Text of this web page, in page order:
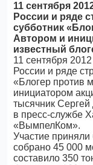
11 сентября
России и ряде
субботник
Автором и
известный
11 сентября 2012
России и ряде
«Блогер против
инициатором
тысячник
в пресс-службе
«ВымпелКом».
Участие
собрано 45 000
составило 350